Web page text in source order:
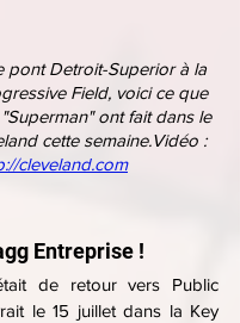
pont Detroit-Superior à la
Field, voici ce que
ont fait dans le
cette semaine.Vidéo :
cleveland.com
Entreprise !
de retour vers Public
le 15 juillet dans la Key